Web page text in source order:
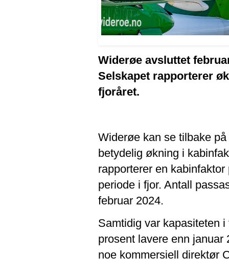
Widerøe avsluttet
Selskapet rapporterer
fjoråret.
Widerøe kan se tilbake
betydelig økning i
rapporterer en
periode i fjor. Antall
februar 2024.
Samtidig var kapasiteten
prosent lavere enn
noe kommersiell direktør